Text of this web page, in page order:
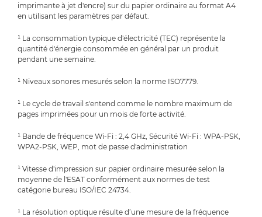
imprimante à jet d'encre) sur du papier ordinaire au format A4
en utilisant les paramètres par défaut.
¹ La consommation typique d'électricité (TEC) représente la
quantité d'énergie consommée en général par un produit
pendant une semaine.
¹ Niveaux sonores mesurés selon la norme ISO7779.
¹ Le cycle de travail s'entend comme le nombre maximum de
pages imprimées pour un mois de forte activité.
¹ Bande de fréquence Wi-Fi : 2,4 GHz, Sécurité Wi-Fi : WPA-PSK,
WPA2-PSK, WEP, mot de passe d'administration
¹ Vitesse d'impression sur papier ordinaire mesurée selon la
moyenne de l'ESAT conformément aux normes de test
catégorie bureau ISO/IEC 24734.
¹ La résolution optique résulte d’une mesure de la fréquence